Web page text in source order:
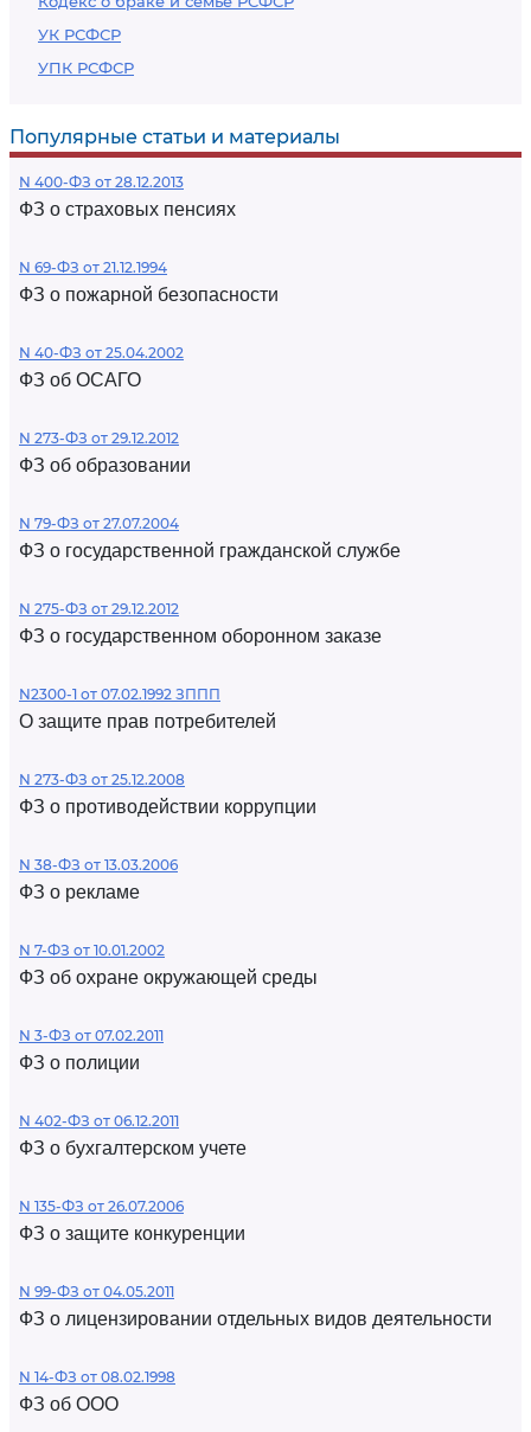
УК РСФСР
УПК РСФСР
Популярные статьи и материалы
N 400-ФЗ от 28.12.2013
ФЗ о страховых пенсиях
N 69-ФЗ от 21.12.1994
ФЗ о пожарной безопасности
N 40-ФЗ от 25.04.2002
ФЗ об ОСАГО
N 273-ФЗ от 29.12.2012
ФЗ об образовании
N 79-ФЗ от 27.07.2004
ФЗ о государственной гражданской службе
N 275-ФЗ от 29.12.2012
ФЗ о государственном оборонном заказе
N2300-1 от 07.02.1992 ЗППП
О защите прав потребителей
N 273-ФЗ от 25.12.2008
ФЗ о противодействии коррупции
N 38-ФЗ от 13.03.2006
ФЗ о рекламе
N 7-ФЗ от 10.01.2002
ФЗ об охране окружающей среды
N 3-ФЗ от 07.02.2011
ФЗ о полиции
N 402-ФЗ от 06.12.2011
ФЗ о бухгалтерском учете
N 135-ФЗ от 26.07.2006
ФЗ о защите конкуренции
N 99-ФЗ от 04.05.2011
ФЗ о лицензировании отдельных видов деятельности
N 14-ФЗ от 08.02.1998
ФЗ об ООО